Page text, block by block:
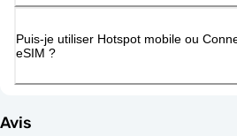
Puis-je utiliser Hotspot mobile ou
eSIM ?
Avis